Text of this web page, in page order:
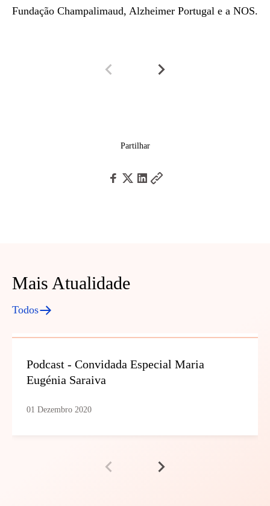
Fundação Champalimaud, Alzheimer Portugal e a NOS.
Partilhar
Mais Atualidade
Todos
Podcast - Convidada Especial Maria
Eugénia Saraiva
01 Dezembro 2020